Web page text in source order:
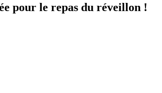
pour le repas du réveillon !